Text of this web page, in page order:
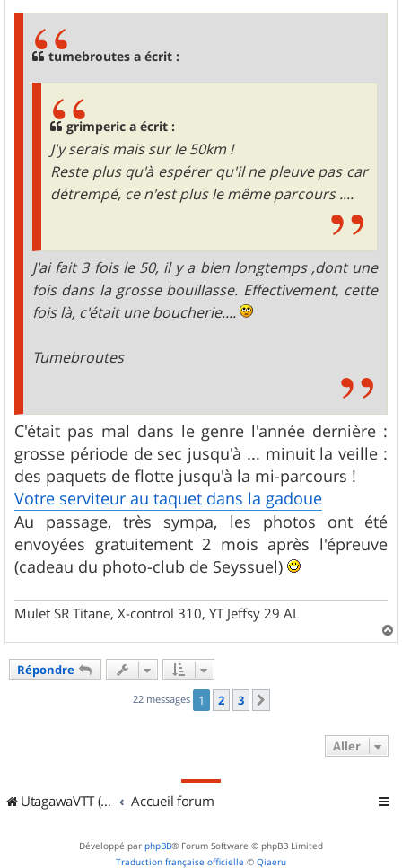
tumebroutes a écrit :
grimperic a écrit :
J'y serais mais sur le 50km !
Reste plus qu'à espérer qu'il ne pleuve pas car
détrempé, ce n'est plus le même parcours ....
J'ai fait 3 fois le 50, il y a bien longtemps ,dont une
fois dans la grosse bouillasse. Effectivement, cette
fois là, c'était une boucherie....
Tumebroutes
C'était pas mal dans le genre l'année dernière :
grosse période de sec jusqu'à ... minuit la veille :
des paquets de flotte jusqu'à la mi-parcours !
Votre serviteur au taquet dans la gadoue
Au passage, très sympa, les photos ont été
envoyées gratuitement 2 mois après l'épreuve
(cadeau du photo-club de Seyssuel)
Mulet SR Titane, X-control 310, YT Jeffsy 29 AL
a
Répondre
22 messages 1 2 3
Aller
UtagawaVTT (Randos VTT et VTTAE avec traces GPS) Accueil forum
Développé par phpBB® Forum Software © phpBB Limited
Traduction française officielle © Qiaeru